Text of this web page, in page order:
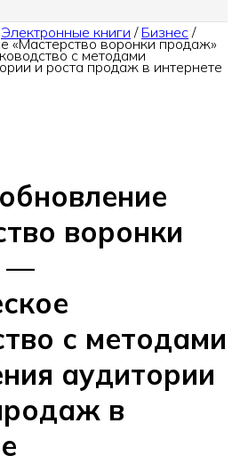
Электронные книги / Бизнес /
«Мастерство воронки продаж»
с методами
и роста продаж в интернете
воронки
—
с методами
аудитории
в